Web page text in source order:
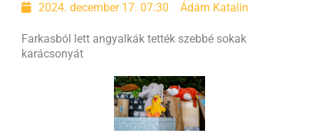
2024. december 17. 07:30 Ádám Katalin
Farkasból lett angyalkák tették szebbé sokak
karácsonyát